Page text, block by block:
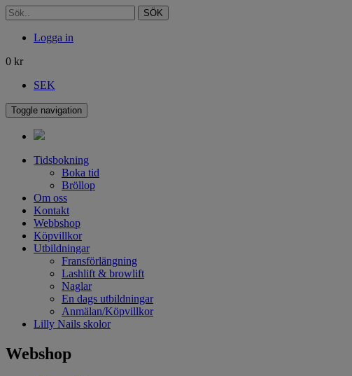
SÖK
Logga in
0 kr
SEK
Toggle navigation
Tidsbokning
Boka tid
Bröllop
Om oss
Kontakt
Webbshop
Köpvillkor
Utbildningar
Fransförlängning
Lashlift & browlift
Naglar
En dags utbildningar
Anmälan/Köpvillkor
Lilly Nails skolor
Webshop